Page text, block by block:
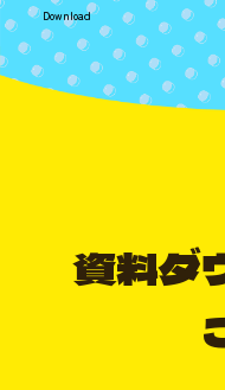
Download
資料ダ